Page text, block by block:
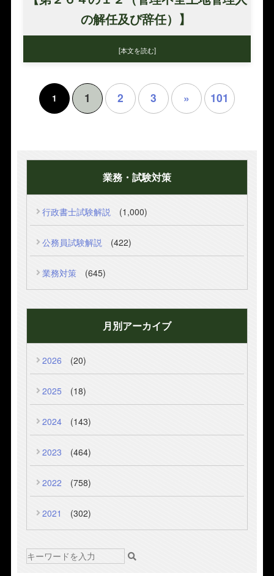
の解任及び辞任）】
[本文を読む]
1 1 2 3 » 101
業務・試験対策
行政書士試験解説 (1,000)
公務員試験解説 (422)
業務対策 (645)
月別アーカイブ
2026 (20)
2025 (18)
2024 (143)
2023 (464)
2022 (758)
2021 (302)